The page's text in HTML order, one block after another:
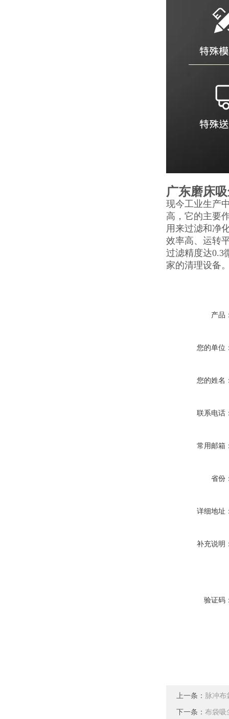
广东磨床
现今工业生产
高，它的主要
用来过滤和净
效率高、运转
过滤精度达0.3
家的清理设备
产品
您的单位
您的姓名
联系电话
常用邮箱
省份
详细地址
补充说明
验证码
上一条： 脉冲布
下一条： 布袋吸